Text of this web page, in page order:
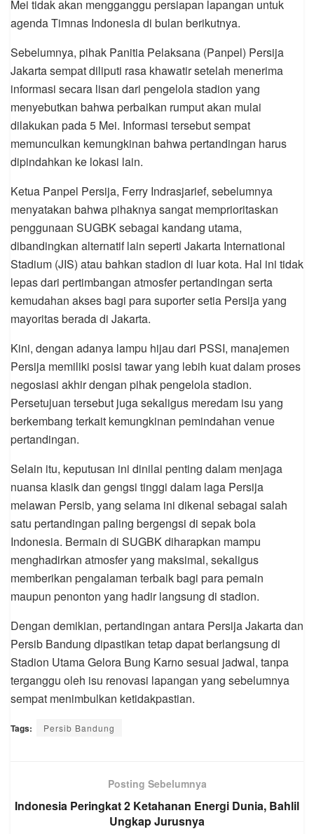
Mei tidak akan mengganggu persiapan lapangan untuk
agenda Timnas Indonesia di bulan berikutnya.
Sebelumnya, pihak Panitia Pelaksana (Panpel) Persija
Jakarta sempat diliputi rasa khawatir setelah menerima
informasi secara lisan dari pengelola stadion yang
menyebutkan bahwa perbaikan rumput akan mulai
dilakukan pada 5 Mei. Informasi tersebut sempat
memunculkan kemungkinan bahwa pertandingan harus
dipindahkan ke lokasi lain.
Ketua Panpel Persija, Ferry Indrasjarief, sebelumnya
menyatakan bahwa pihaknya sangat memprioritaskan
penggunaan SUGBK sebagai kandang utama,
dibandingkan alternatif lain seperti Jakarta International
Stadium (JIS) atau bahkan stadion di luar kota. Hal ini tidak
lepas dari pertimbangan atmosfer pertandingan serta
kemudahan akses bagi para suporter setia Persija yang
mayoritas berada di Jakarta.
Kini, dengan adanya lampu hijau dari PSSI, manajemen
Persija memiliki posisi tawar yang lebih kuat dalam proses
negosiasi akhir dengan pihak pengelola stadion.
Persetujuan tersebut juga sekaligus meredam isu yang
berkembang terkait kemungkinan pemindahan venue
pertandingan.
Selain itu, keputusan ini dinilai penting dalam menjaga
nuansa klasik dan gengsi tinggi dalam laga Persija
melawan Persib, yang selama ini dikenal sebagai salah
satu pertandingan paling bergengsi di sepak bola
Indonesia. Bermain di SUGBK diharapkan mampu
menghadirkan atmosfer yang maksimal, sekaligus
memberikan pengalaman terbaik bagi para pemain
maupun penonton yang hadir langsung di stadion.
Dengan demikian, pertandingan antara Persija Jakarta dan
Persib Bandung dipastikan tetap dapat berlangsung di
Stadion Utama Gelora Bung Karno sesuai jadwal, tanpa
terganggu oleh isu renovasi lapangan yang sebelumnya
sempat menimbulkan ketidakpastian.
Tags: Persib Bandung
Posting Sebelumnya
Indonesia Peringkat 2 Ketahanan Energi Dunia, Bahlil
Ungkap Jurusnya